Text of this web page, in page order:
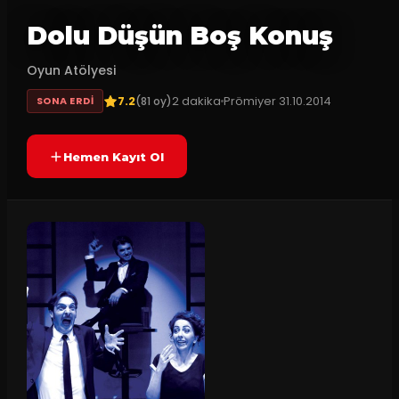
Dolu Düşün Boş Konuş
Oyun Atölyesi
SONA ERDI 7.2(81 oy)2 dakikaPrömiyer 31.10.2014
Hemen Kayıt Ol